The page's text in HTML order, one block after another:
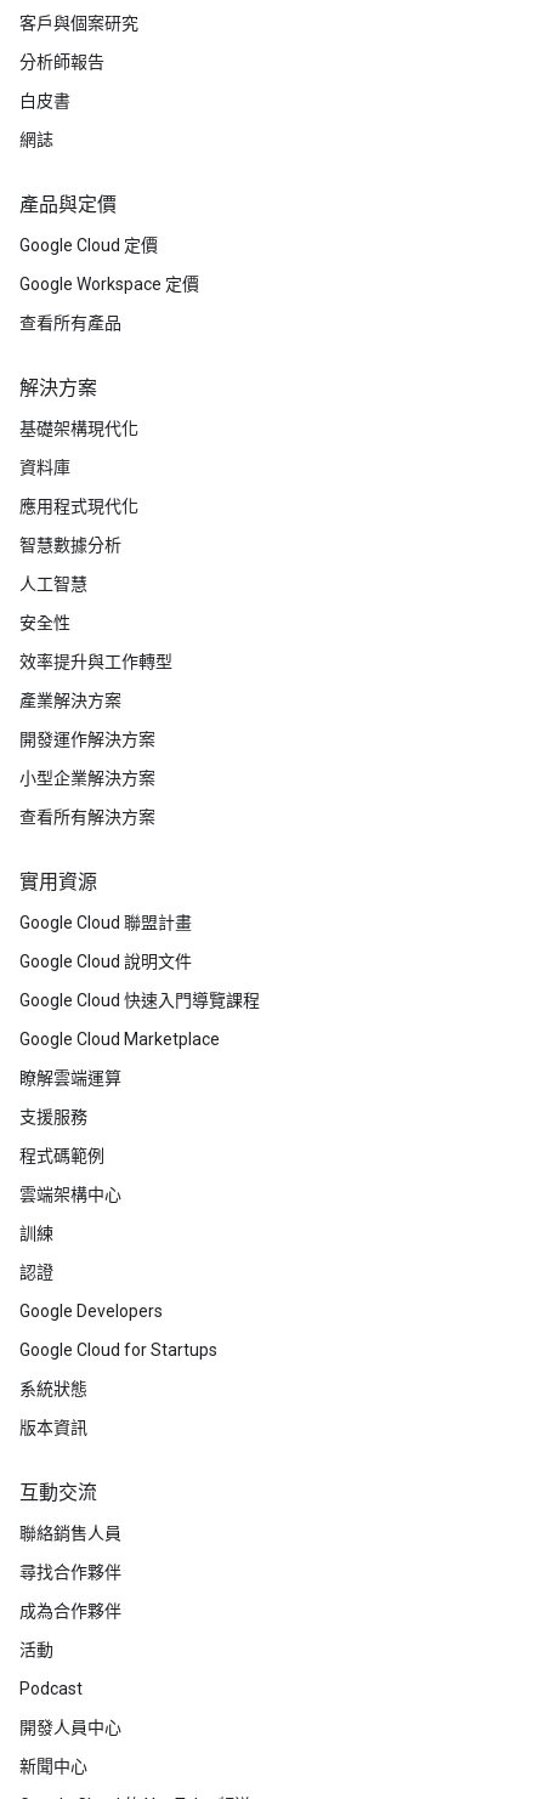
客戶與個案研究
分析師報告
白皮書
網誌
產品與定價
Google Cloud 定價
Google Workspace 定價
查看所有產品
解決方案
基礎架構現代化
資料庫
應用程式現代化
智慧數據分析
人工智慧
安全性
效率提升與工作轉型
產業解決方案
開發運作解決方案
小型企業解決方案
查看所有解決方案
實用資源
Google Cloud 聯盟計畫
Google Cloud 說明文件
Google Cloud 快速入門導覽課程
Google Cloud Marketplace
瞭解雲端運算
支援服務
程式碼範例
雲端架構中心
訓練
認證
Google Developers
Google Cloud for Startups
系統狀態
版本資訊
互動交流
聯絡銷售人員
尋找合作夥伴
成為合作夥伴
活動
Podcast
開發人員中心
新聞中心